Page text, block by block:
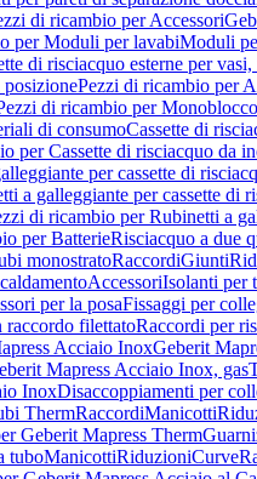
di ricambio per Accessori
per Moduli per lavabiModuli
di risciacquo esterne per
posizionePezzi di ricambio per A
di ricambio per Monoblocco
di consumoCassette di
per Cassette di risciacquo da
per cassette di
a galleggiante per cassette di
di ricambio per Rubinetti a
per BatterieRisciacquo a due
monostratoRaccordiGiunti
AccessoriIsolanti per
per la posaFissaggi per
raccordo filettatoRaccordi per
Acciaio InoxGeberit
Mapress Acciaio Inox, gas
InoxDisaccoppiamenti per
ThermRaccordiManicotti
Geberit Mapress Therm
tuboManicottiRiduzioniCurve